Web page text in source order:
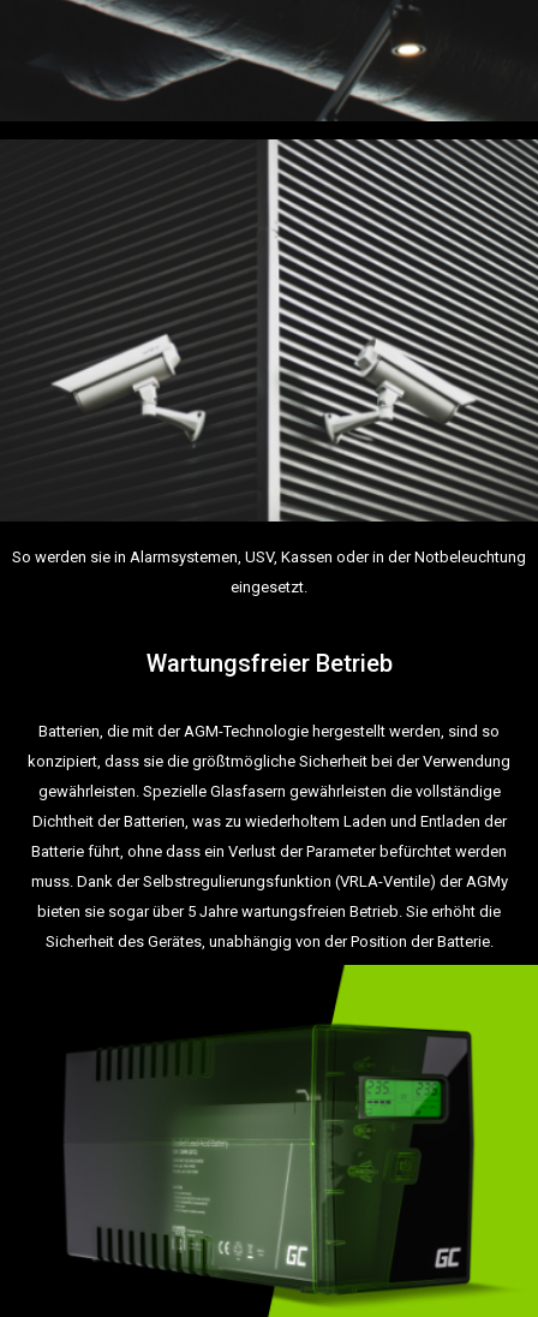
So werden sie in Alarmsystemen, USV, Kassen oder in der Notbeleuchtung
eingesetzt.
Wartungsfreier Betrieb
Batterien, die mit der AGM-Technologie hergestellt werden, sind so
konzipiert, dass sie die größtmögliche Sicherheit bei der Verwendung
gewährleisten. Spezielle Glasfasern gewährleisten die vollständige
Dichtheit der Batterien, was zu wiederholtem Laden und Entladen der
Batterie führt, ohne dass ein Verlust der Parameter befürchtet werden
muss. Dank der Selbstregulierungsfunktion (VRLA-Ventile) der AGMy
bieten sie sogar über 5 Jahre wartungsfreien Betrieb. Sie erhöht die
Sicherheit des Gerätes, unabhängig von der Position der Batterie.